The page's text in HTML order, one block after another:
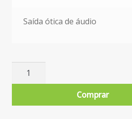
Saída ótica de áudio
Quantidade
HISENSE
Comprar